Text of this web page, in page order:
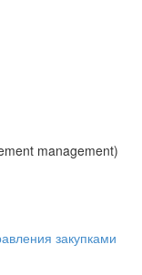
management)
закупками